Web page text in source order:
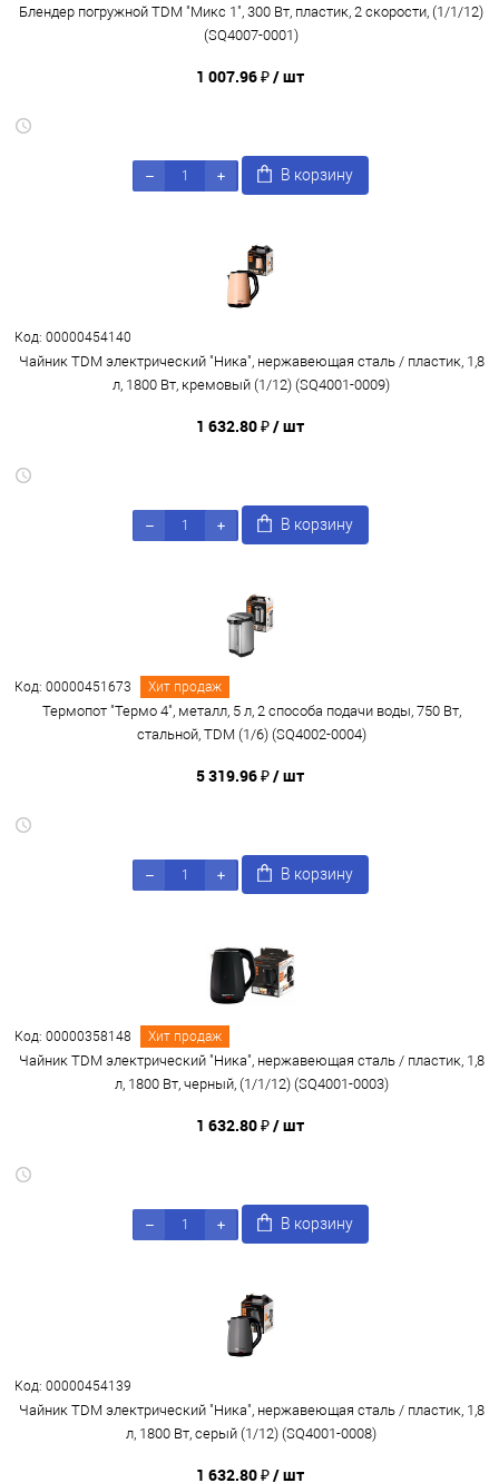
Блендер погружной TDM "Микс 1", 300 Вт, пластик, 2 скорости, (1/1/12)
(SQ4007-0001)
1 007.96 ₽/ шт
В корзину
Код: 00000454140
Чайник TDM электрический "Ника", нержавеющая сталь / пластик, 1,8
л, 1800 Вт, кремовый (1/12) (SQ4001-0009)
1 632.80 ₽/ шт
В корзину
Код: 00000451673 Хит продаж
Термопот "Термо 4", металл, 5 л, 2 способа подачи воды, 750 Вт,
стальной, TDM (1/6) (SQ4002-0004)
5 319.96 ₽/ шт
В корзину
Код: 00000358148 Хит продаж
Чайник TDM электрический "Ника", нержавеющая сталь / пластик, 1,8
л, 1800 Вт, черный, (1/1/12) (SQ4001-0003)
1 632.80 ₽/ шт
В корзину
Код: 00000454139
Чайник TDM электрический "Ника", нержавеющая сталь / пластик, 1,8
л, 1800 Вт, серый (1/12) (SQ4001-0008)
1 632.80 ₽/ шт